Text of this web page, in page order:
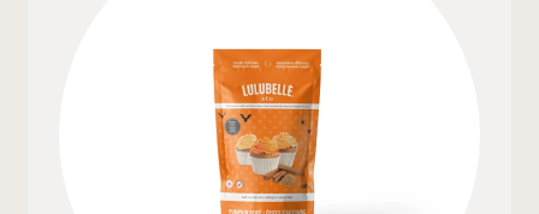
Inspirations d'ici
Restaurants
Institutions